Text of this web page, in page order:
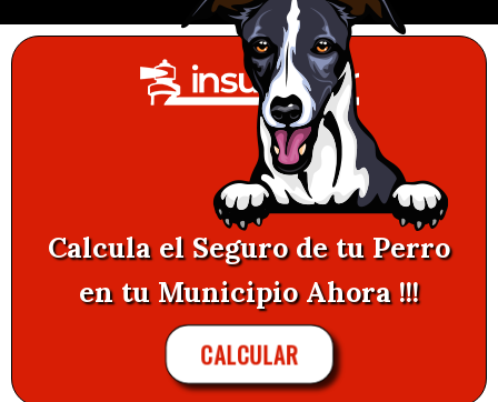
Calcula el Seguro de tu Perro
en tu Municipio Ahora !!!
CALCULAR